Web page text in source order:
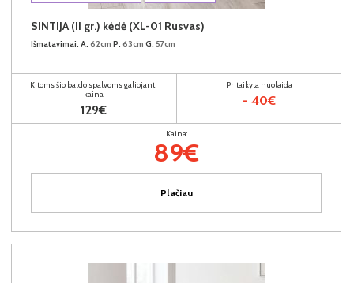
SINTIJA (II gr.) kėdė (XL-01 Rusvas)
Išmatavimai: A: 62cm P: 63cm G: 57cm
Kitoms šio baldo spalvoms galiojanti
kaina
129€
Pritaikyta nuolaida
- 40€
Kaina:
89€
Plačiau